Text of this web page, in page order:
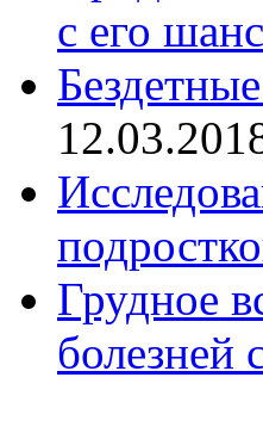
с его
Грудное
болезней